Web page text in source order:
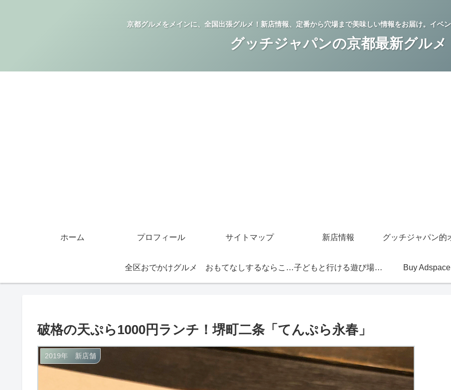
京都グルメをメインに、全国出張グルメ！新店情報、定番から穴場まで美味しい情報をお届け。イベ
グッチジャパンの京都最新グルメ
ホーム プロフィール サイトマップ 新店情報
全区おでかけグルメ おもてなしするならこの店 子どもと行ける遊び場・お店 Buy Adspace
破格の天ぷら1000円ランチ！堺町二条「てんぷら永春」
2019年 新店舗